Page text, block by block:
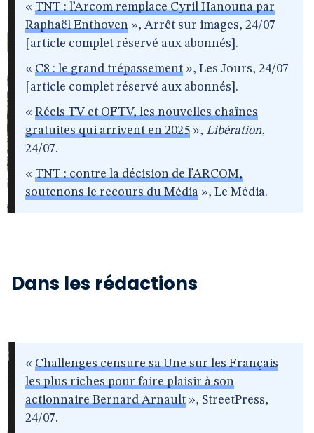
« TNT : l’Arcom remplace Cyril Hanouna par
Raphaël Enthoven », Arrêt sur images, 24/07
[article complet réservé aux abonnés].
« C8 : le grand trépassement », Les Jours, 24/07
[article complet réservé aux abonnés].
« Réels TV et OFTV, les nouvelles chaînes
gratuites qui arrivent en 2025 », Libération,
24/07.
« TNT : contre la décision de l’ARCOM,
soutenons le recours du Média », Le Média.
Dans les rédactions
« Challenges censure sa Une sur les Français
les plus riches pour faire plaisir à son
actionnaire Bernard Arnault », StreetPress,
24/07.